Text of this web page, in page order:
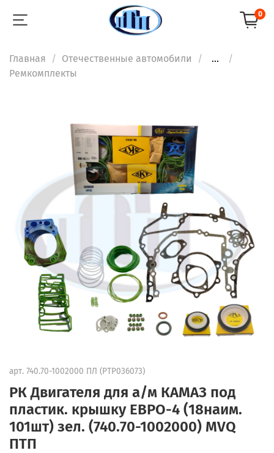
0
Главная Отечественные автомобили
...
Ремкомплекты
арт. 740.70-1002000 ПЛ (PTP036073)
РК Двигателя для а/м КАМАЗ под
пластик. крышку ЕВРО-4 (18наим.
101шт) зел. (740.70-1002000) MVQ
ПТП